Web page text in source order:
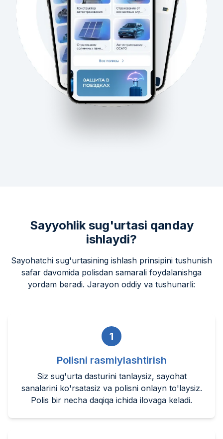
Sayyohlik sug'urtasi qanday
ishlaydi?
Sayohatchi sug'urtasining ishlash prinsipini tushunish
safar davomida polisdan samarali foydalanishga
yordam beradi. Jarayon oddiy va tushunarli:
1
Polisni rasmiylashtirish
Siz sug'urta dasturini tanlaysiz, sayohat
sanalarini ko'rsatasiz va polisni onlayn to'laysiz.
Polis bir necha daqiqa ichida ilovaga keladi.